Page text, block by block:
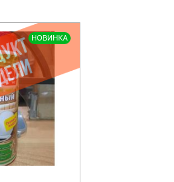
НОВИНКА